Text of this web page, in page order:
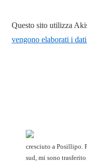
Questo sito utilizza
vengono elaborati i
cresciuto a Posillipo.
sud, mi sono